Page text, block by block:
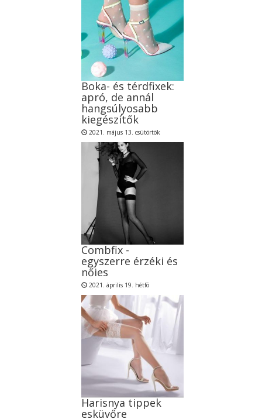
Boka- és térdfixek:
apró, de annál
hangsúlyosabb
kiegészítők
2021. május 13. csütörtök
Combfix -
egyszerre érzéki és
nőies
2021. április 19. hétfõ
Harisnya tippek
esküvőre